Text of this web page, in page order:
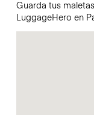
Guarda tus
LuggageHero en